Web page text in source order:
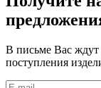
В письме Вас
поступления